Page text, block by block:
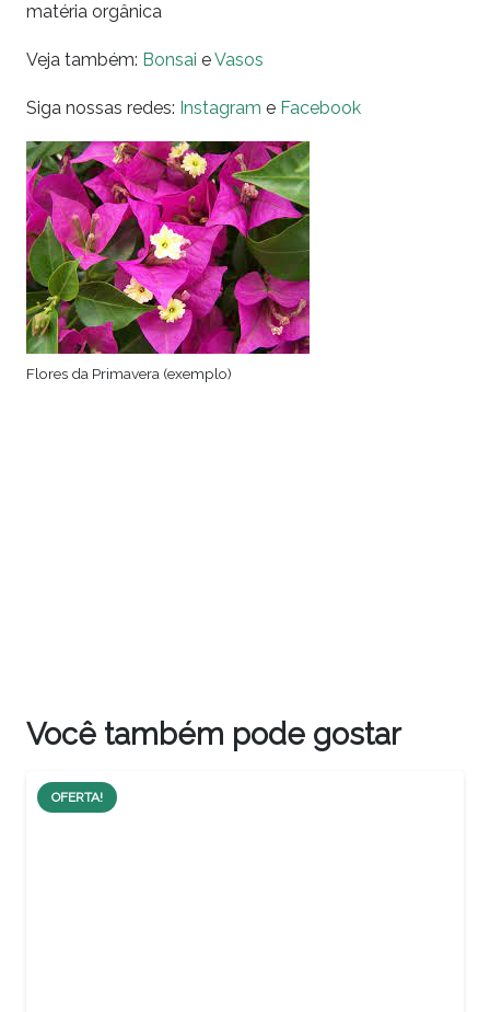
matéria orgânica
Veja também: Bonsai eVasos
Siga nossas redes: Instagram e Facebook
Flores da Primavera (exemplo)
Você também pode gostar
OFERTA!